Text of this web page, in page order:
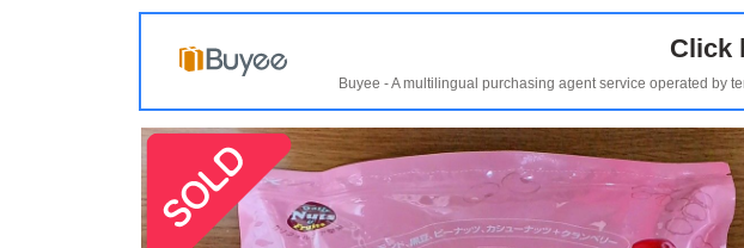
Click
Buyee - A multilingual purchasing agent service operated by